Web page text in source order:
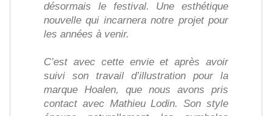
désormais le festival. Une esthétique
nouvelle qui incarnera notre projet pour
les années à venir.
C’est avec cette envie et après avoir
suivi son travail d’illustration pour la
marque Hoalen, que nous avons pris
contact avec Mathieu Lodin. Son style